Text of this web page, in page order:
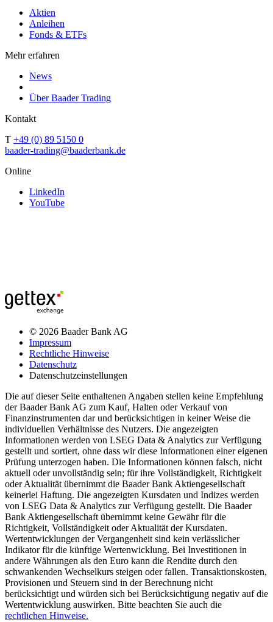
Aktien
Anleihen
Fonds & ETFs
Mehr erfahren
News
Über Baader Trading
Kontakt
T +49 (0) 89 5150 0
baader-trading@baaderbank.de
Online
LinkedIn
YouTube
© 2026 Baader Bank AG
Impressum
Rechtliche Hinweise
Datenschutz
Datenschutzeinstellungen
Die auf dieser Seite enthaltenen Angaben stellen keine Empfehlung
der Baader Bank AG zum Kauf, Halten oder Verkauf von
Finanzinstrumenten dar und berücksichtigen in keiner Weise die
individuellen Verhältnisse des Nutzers. Die angezeigten
Informationen werden von LSEG Data & Analytics zur Verfügung
gestellt und sortiert, ohne dass wir diese Informationen einer eigenen
Prüfung unterzogen haben. Die Informationen können falsch, nicht
aktuell oder unvollständig sein; für ihre Vollständigkeit, Richtigkeit
oder Aktualität übernimmt die Baader Bank Aktiengesellschaft
keinerlei Haftung. Die angezeigten Kursdaten und Indizes werden
von LSEG Data & Analytics zur Verfügung gestellt. Die Baader
Bank Aktiengesellschaft übernimmt keine Gewähr für die
Richtigkeit, Vollständigkeit oder Aktualität der Kursdaten.
Wertentwicklungen der Vergangenheit sind kein verlässlicher
Indikator für die künftige Wertenwicklung. Bei Investitionen in
andere Währungen als den Euro kann die Rendite durch den
schwankenden Wechselkurs steigen oder fallen. Transaktionskosten,
Provisionen und Steuern sind in der Berechnung nicht
berücksichtigt und würden sich bei Berücksichtigung negativ auf die
Wertentwicklung auswirken. Bitte beachten Sie auch die
rechtlichen Hinweise.